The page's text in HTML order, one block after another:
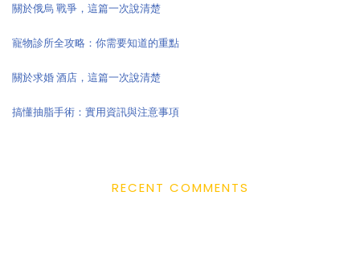
關於俄烏 戰爭，這篇一次說清楚
寵物診所全攻略：你需要知道的重點
關於求婚 酒店，這篇一次說清楚
搞懂抽脂手術：實用資訊與注意事項
RECENT COMMENTS